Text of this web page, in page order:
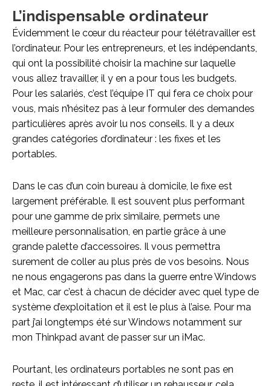
L’indispensable ordinateur
Évidemment le cœur du réacteur pour télétravailler est
l’ordinateur. Pour les entrepreneurs, et les indépendants,
qui ont la possibilité choisir la machine sur laquelle
vous allez travailler, il y en a pour tous les budgets.
Pour les salariés, c’est l’équipe IT qui fera ce choix pour
vous, mais n’hésitez pas à leur formuler des demandes
particulières après avoir lu nos conseils. Il y a deux
grandes catégories d’ordinateur : les fixes et les
portables.
Dans le cas d’un coin bureau à domicile, le fixe est
largement préférable. Il est souvent plus performant
pour une gamme de prix similaire, permets une
meilleure personnalisation, en partie grâce à une
grande palette d’accessoires. Il vous permettra
surement de coller au plus près de vos besoins. Nous
ne nous engagerons pas dans la guerre entre Windows
et Mac, car c’est à chacun de décider avec quel type de
système d’exploitation et il est le plus à l’aise. Pour ma
part j’ai longtemps été sur Windows notamment sur
mon Thinkpad avant de passer sur un iMac.
Pourtant, les ordinateurs portables ne sont pas en